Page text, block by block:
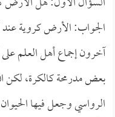
الجواب: الأرض كروية
آخرون إجماع أهل العلم
بعض مدرمحة كالكرة، لكن
الرواسي وجعل فيها